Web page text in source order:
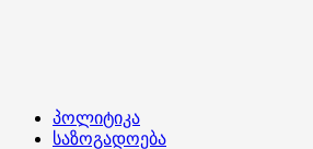
Primary
Menu
პოლიტიკა
საზოგადოება